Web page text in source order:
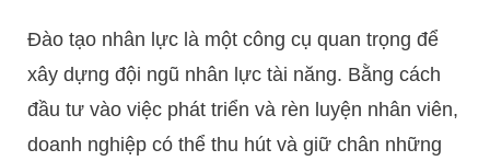
Đào tạo nhân lực là một công cụ quan trọng để
xây dựng đội ngũ nhân lực tài năng. Bằng cách
đầu tư vào việc phát triển và rèn luyện nhân viên,
doanh nghiệp có thể thu hút và giữ chân những